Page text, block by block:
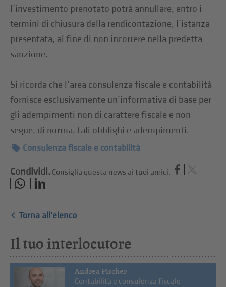
l’investimento prenotato potrà annullare, entro i
termini di chiusura della rendicontazione, l’istanza
presentata, al fine di non incorrere nella predetta
sanzione.
Si ricorda che l’area consulenza fiscale e contabilità
fornisce esclusivamente un’informativa di base per
gli adempimenti non di carattere fiscale e non
segue, di norma, tali obblighi e adempimenti.
Consulenza fiscale e contabilità
Condividi. Consiglia questa news ai tuoi amici.
Torna all'elenco
Il tuo interlocutore
Andrea Pircher
Contabilità e consulenza fiscale